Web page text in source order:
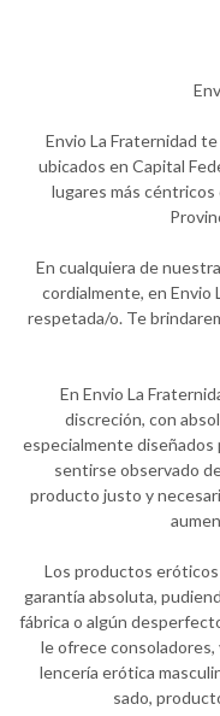
Envio La Fraternidad
ubicados en Capital
lugares más céntricos
En cualquiera de
cordialmente, en Envio
respetada/o. Te
En Envio La
discreción, con
especialmente diseñados
sentirse observado
producto justo y
Los productos
garantía absoluta,
fábrica o algún
le ofrece
lencería erótica
sado,